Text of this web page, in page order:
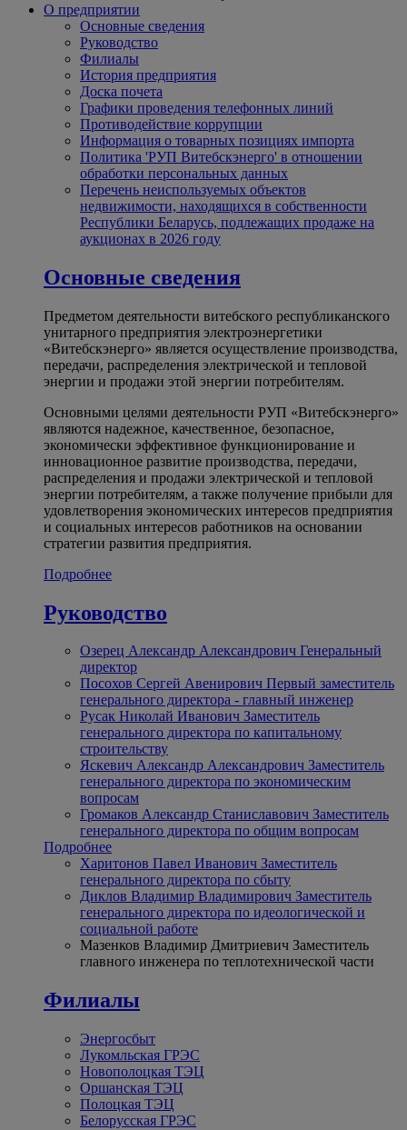
О предприятии
Основные сведения
Руководство
Филиалы
История предприятия
Доска почета
Графики проведения телефонных линий
Противодействие коррупции
Информация о товарных позициях импорта
Политика 'РУП Витебскэнерго' в отношении
обработки персональных данных
Перечень неиспользуемых объектов
недвижимости, находящихся в собственности
Республики Беларусь, подлежащих продаже на
аукционах в 2026 году
Основные сведения
Предметом деятельности витебского республиканского
унитарного предприятия электроэнергетики
«Витебскэнерго» является осуществление производства,
передачи, распределения электрической и тепловой
энергии и продажи этой энергии потребителям.
Основными целями деятельности РУП «Витебскэнерго»
являются надежное, качественное, безопасное,
экономически эффективное функционирование и
инновационное развитие производства, передачи,
распределения и продажи электрической и тепловой
энергии потребителям, а также получение прибыли для
удовлетворения экономических интересов предприятия
и социальных интересов работников на основании
стратегии развития предприятия.
Подробнее
Руководство
Озерец Александр Александрович Генеральный
директор
Посохов Сергей Авенирович Первый заместитель
генерального директора - главный инженер
Русак Николай Иванович Заместитель
генерального директора по капитальному
строительству
Яскевич Александр Александрович Заместитель
генерального директора по экономическим
вопросам
Громаков Александр Станиславович Заместитель
генерального директора по общим вопросам
Подробнее
Харитонов Павел Иванович Заместитель
генерального директора по сбыту
Диклов Владимир Владимирович Заместитель
генерального директора по идеологической и
социальной работе
Мазенков Владимир Дмитриевич Заместитель
главного инженера по теплотехнической части
Филиалы
Энергосбыт
Лукомльская ГРЭС
Новополоцкая ТЭЦ
Оршанская ТЭЦ
Полоцкая ТЭЦ
Белорусская ГРЭС